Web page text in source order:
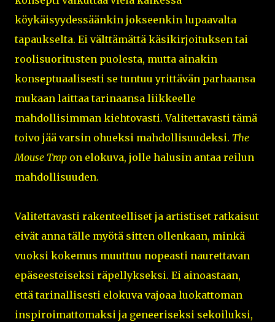
köykäisyydessäänkin jokseenkin lupaavalta
tapaukselta. Ei välttämättä käsikirjoituksen tai
roolisuoritusten puolesta, mutta ainakin
konseptuaalisesti se tuntuu yrittävän parhaansa
mukaan laittaa tarinaansa liikkeelle
mahdollisimman kiehtovasti. Valitettavasti tämä
toivo jää varsin ohueksi mahdollisuudeksi. The
Mouse Trap on elokuva, jolle halusin antaa reilun
mahdollisuuden.
Valitettavasti rakenteelliset ja artistiset ratkaisut
eivät anna tälle myötä sitten ollenkaan, minkä
vuoksi kokemus muuttuu nopeasti naurettavan
epäseesteiseksi räpellykseksi. Ei ainoastaan,
että tarinallisesti elokuva vajoaa luokattoman
inspiroimattomaksi ja geneeriseksi sekoiluksi,